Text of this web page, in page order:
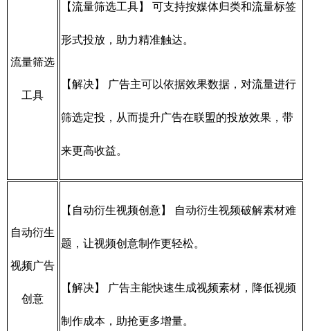
流量筛选
工具
【流量筛选工具】 可支持按媒体归类和流量标签
形式投放，助力精准触达。
【解决】 广告主可以依据效果数据，对流量进行
筛选定投，从而提升广告在联盟的投放效果，带
来更高收益。
自动衍生
视频广告
创意
【自动衍生视频创意】 自动衍生视频破解素材难
题，让视频创意制作更轻松。
【解决】 广告主能快速生成视频素材，降低视频
制作成本，助抢更多增量。